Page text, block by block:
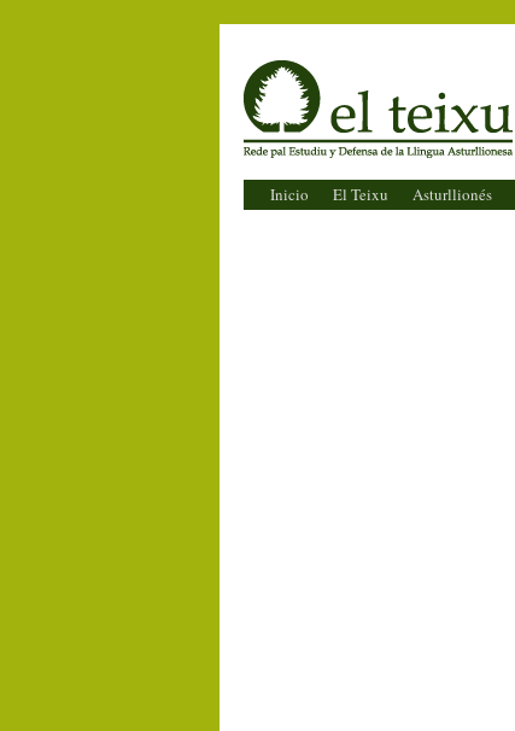
El Teixu
Inicio El Teixu Asturllionés